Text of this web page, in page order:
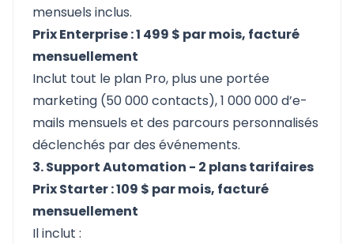
mensuels inclus.
Prix Enterprise : 1 499 $ par mois, facturé
mensuellement
Inclut tout le plan Pro, plus une portée
marketing (50 000 contacts), 1 000 000 d’e-
mails mensuels et des parcours personnalisés
déclenchés par des événements.
3. Support Automation - 2 plans tarifaires
Prix Starter : 109 $ par mois, facturé
mensuellement
Il inclut :